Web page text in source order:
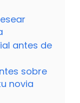
antes de
sobre
novia